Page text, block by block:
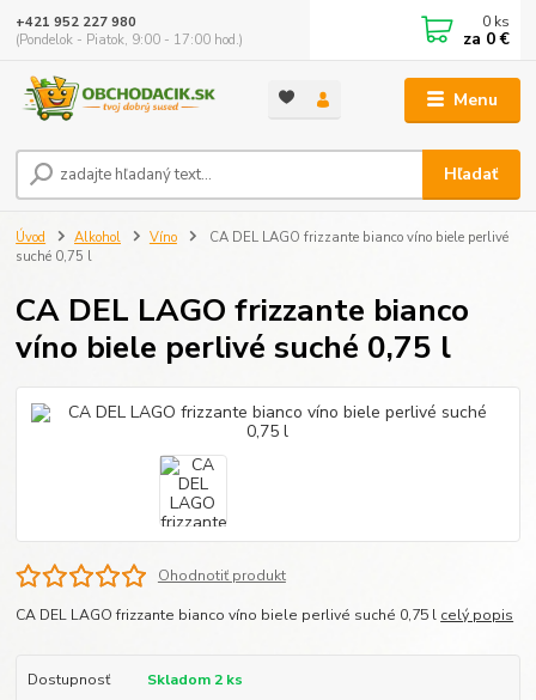
Menu
Hľadať
+421 952 227 980
(Pondelok - Piatok, 9:00 - 17:00 hod.)
0 ks
za 0 €
Úvod Alkohol Víno
CA DEL LAGO frizzante bianco víno biele perlivé
suché 0,75 l
CA DEL LAGO frizzante bianco
víno biele perlivé suché 0,75 l
Ohodnotiť produkt
CA DEL LAGO frizzante bianco víno biele perlivé suché 0,75 l celý popis
Dostupnosť
Skladom 2 ks